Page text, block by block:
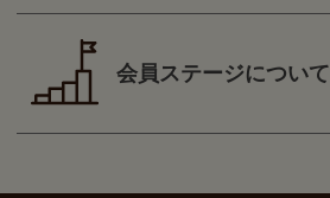
会員ステージについて